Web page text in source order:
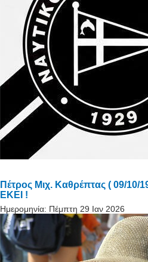
Πέτρος Μιχ. Καθρέπτας ( 09/
ΕΚΕΙ !
Ημερομηνία: Πέμπτη 29 Ιαν 2026